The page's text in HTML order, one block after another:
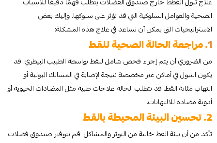
الصحية والعوامل السلوكية التي قد تؤثر على سلوكها. وإليك بعض
الاستراتيجيات التي يمكن أن تساعد في علاج هذه المشكلة:
1. مراجعة الحالة الصحية للقط
من الضروري أن يتم إجراء فحص شامل للقط بواسطة الطبيب البيطري. قد
يكون التبول في أماكن غير مخصصة نتيجة لإصابة في المسالك البولية أو
التهاب مثانة القط. قد تتطلب الحالة علاجات طبية مثل المضادات الحيوية أو
أدوية مضادة للالتهابات.
2. تحسين البيئة المحيطة بالقط
تأكد من أن بيئة القط خالية من التوتر والمشاكل. قم بتوفير صندوق فضلات